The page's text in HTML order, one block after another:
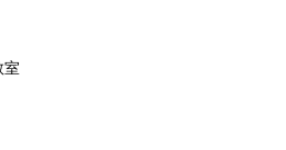
室